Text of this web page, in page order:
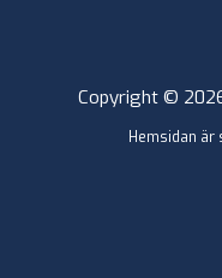
Copyright ©
Hemsidan är